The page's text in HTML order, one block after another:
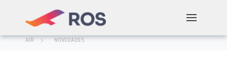
AIR NOVEDADES